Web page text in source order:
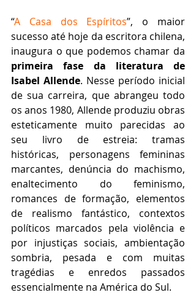
“A Casa dos Espíritos”, o maior
sucesso até hoje da escritora chilena,
primeira fase da literatura de
Isabel Allende. Nesse período inicial
de sua carreira, que abrangeu todo
os anos 1980, Allende produziu obras
esteticamente muito parecidas ao
seu livro de estreia: tramas
históricas, personagens femininas
marcantes, denúncia do machismo,
enaltecimento do feminismo,
romances de formação, elementos
de realismo fantástico, contextos
políticos marcados pela violência e
por injustiças sociais, ambientação
sombria, pesada e com muitas
tragédias e enredos passados
essencialmente na América do Sul.